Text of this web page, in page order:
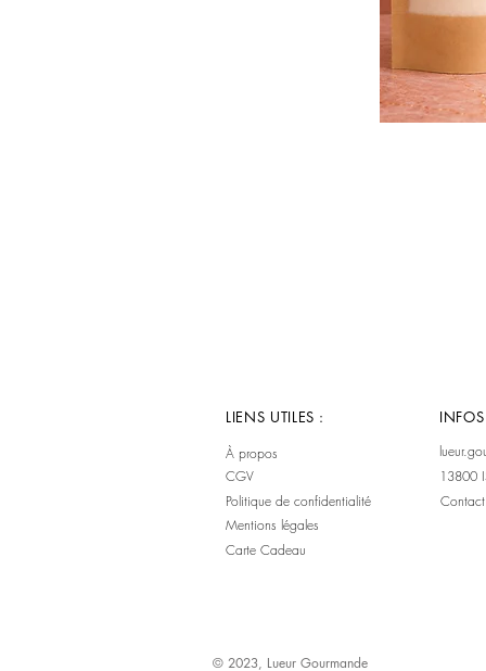
LIENS UTILES :
À propos
CGV
Politique de confidentialité
​Mentions légales
13800
Contact
© 2023, Lueur Gourmande
Carte Cadeau